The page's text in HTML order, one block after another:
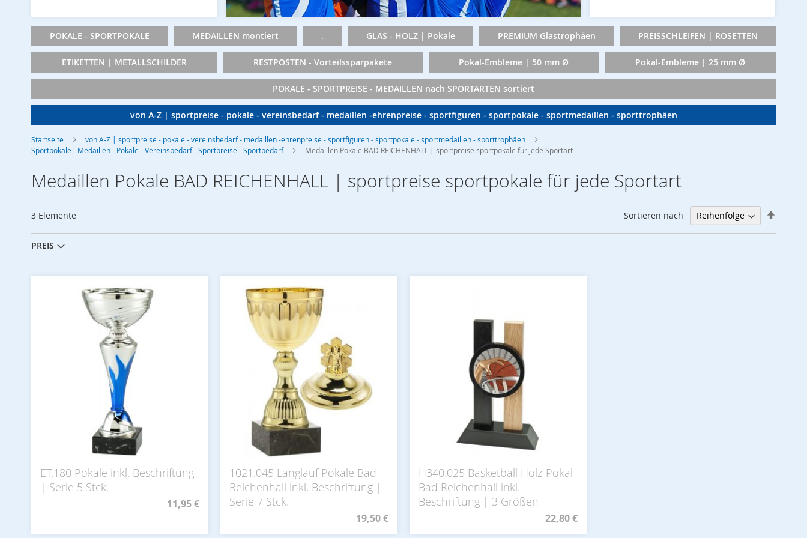
POKALE - SPORTPOKALE MEDAILLEN montiert . GLAS - HOLZ | Pokale PREMIUM Glastrophäen PREISSCHLEIFEN | ROSETTEN
ETIKETTEN | METALLSCHILDER RESTPOSTEN - Vorteilssparpakete Pokal-Embleme | 50 mm Ø Pokal-Embleme | 25 mm Ø
POKALE - SPORTPREISE - MEDAILLEN nach SPORTARTEN sortiert
von A-Z | sportpreise - pokale - vereinsbedarf - medaillen -ehrenpreise - sportfiguren - sportpokale - sportmedaillen - sporttrophäen
Startseite
von A-Z | sportpreise - pokale - vereinsbedarf - medaillen -ehrenpreise - sportfiguren - sportpokale - sportmedaillen - sporttrophäen
Sportpokale - Medaillen - Pokale - Vereinsbedarf - Sportpreise - Sportbedarf
Medaillen Pokale BAD REICHENHALL | sportpreise sportpokale für jede Sportart
Medaillen Pokale BAD REICHENHALL | sportpreise sportpokale für jede Sportart
PREIS
3 Elemente Sortieren nach
ET.180 Pokale inkl. Beschriftung
| Serie 5 Stck.
11,95 €
1021.045 Langlauf Pokale Bad
Reichenhall inkl. Beschriftung |
Serie 7 Stck.
19,50 €
H340.025 Basketball Holz-Pokal
Bad Reichenhall inkl.
Beschriftung | 3 Größen
22,80 €